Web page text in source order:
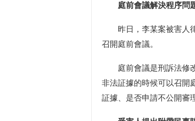
庭前會議解決程序問
昨日，李某案被害人律
召開庭前會議。
庭前會議是刑訴法修改
非法証據的時候可以召開
証據、是否申請不公開審